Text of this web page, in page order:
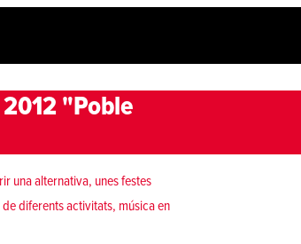
"Poble
una alternativa, unes festes
diferents activitats, música en